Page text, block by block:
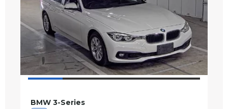
BMW 3-Series